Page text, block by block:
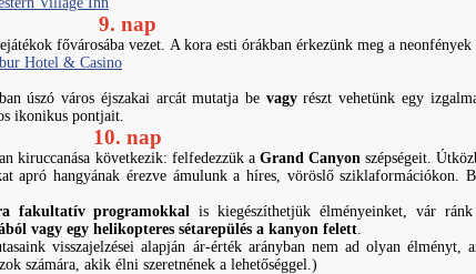
9. nap
fővárosába vezet. A kora esti órákban érkezünk meg a neonfények
Hotel & Casino
úszó város éjszakai arcát mutatja be vagyrészt vehetünk egy
ikonikus pontjait.
10. nap
kiruccanása következik: felfedezzük a Grand Canyonszépségeit.
apró hangyának érezve ámulunk a híres, vöröslő sziklaformációkon.
fakultatív programokkal is kiegészíthetjük élményeinket, vár
vagy egy helikopteres sétarepülés a kanyon felett.
visszajelzései alapján ár-érték arányban nem ad olyan élményt,
számára, akik élni szeretnének a lehetőséggel.)